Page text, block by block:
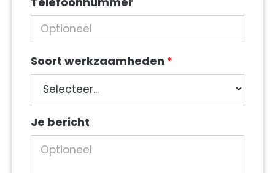
Soort werkzaamheden *
werkzaamheden
Je bericht